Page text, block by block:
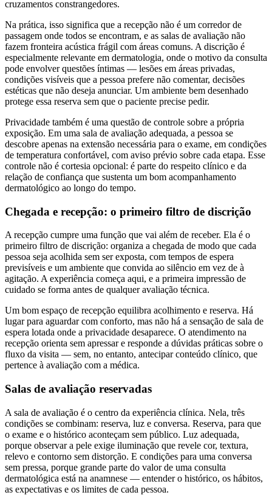
cruzamentos constrangedores.
Na prática, isso significa que a recepção não é um corredor de
passagem onde todos se encontram, e as salas de avaliação não
fazem fronteira acústica frágil com áreas comuns. A discrição é
especialmente relevante em dermatologia, onde o motivo da consulta
pode envolver questões íntimas — lesões em áreas privadas,
condições visíveis que a pessoa prefere não comentar, decisões
estéticas que não deseja anunciar. Um ambiente bem desenhado
protege essa reserva sem que o paciente precise pedir.
Privacidade também é uma questão de controle sobre a própria
exposição. Em uma sala de avaliação adequada, a pessoa se
descobre apenas na extensão necessária para o exame, em condições
de temperatura confortável, com aviso prévio sobre cada etapa. Esse
controle não é cortesia opcional: é parte do respeito clínico e da
relação de confiança que sustenta um bom acompanhamento
dermatológico ao longo do tempo.
Chegada e recepção: o primeiro filtro de discrição
A recepção cumpre uma função que vai além de receber. Ela é o
primeiro filtro de discrição: organiza a chegada de modo que cada
pessoa seja acolhida sem ser exposta, com tempos de espera
previsíveis e um ambiente que convida ao silêncio em vez de à
agitação. A experiência começa aqui, e a primeira impressão de
cuidado se forma antes de qualquer avaliação técnica.
Um bom espaço de recepção equilibra acolhimento e reserva. Há
lugar para aguardar com conforto, mas não há a sensação de sala de
espera lotada onde a privacidade desaparece. O atendimento na
recepção orienta sem apressar e responde a dúvidas práticas sobre o
fluxo da visita — sem, no entanto, antecipar conteúdo clínico, que
pertence à avaliação com a médica.
Salas de avaliação reservadas
A sala de avaliação é o centro da experiência clínica. Nela, três
condições se combinam: reserva, luz e conversa. Reserva, para que
o exame e o histórico aconteçam sem público. Luz adequada,
porque observar a pele exige iluminação que revele cor, textura,
relevo e contorno sem distorção. E condições para uma conversa
sem pressa, porque grande parte do valor de uma consulta
dermatológica está na anamnese — entender o histórico, os hábitos,
as expectativas e os limites de cada pessoa.